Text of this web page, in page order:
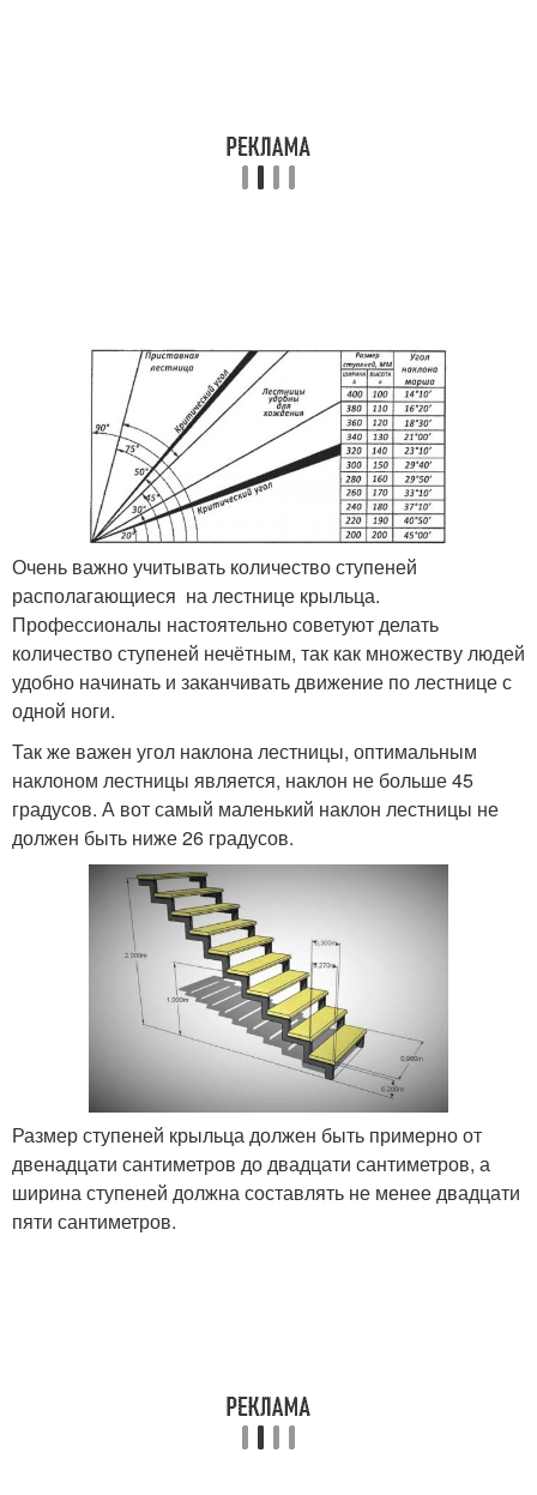
Очень важно учитывать количество ступеней
располагающиеся на лестнице крыльца.
Профессионалы настоятельно советуют делать
количество ступеней нечётным, так как множеству людей
удобно начинать и заканчивать движение по лестнице с
одной ноги.
Так же важен угол наклона лестницы, оптимальным
наклоном лестницы является, наклон не больше 45
градусов. А вот самый маленький наклон лестницы не
должен быть ниже 26 градусов.
Размер ступеней крыльца должен быть примерно от
двенадцати сантиметров до двадцати сантиметров, а
ширина ступеней должна составлять не менее двадцати
пяти сантиметров.